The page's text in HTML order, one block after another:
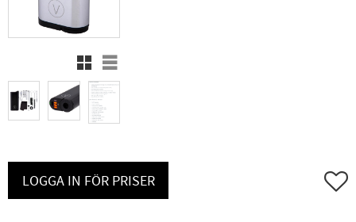
Rutnätsvy
Listvy
LOGGA IN FÖR PRISER Lägg